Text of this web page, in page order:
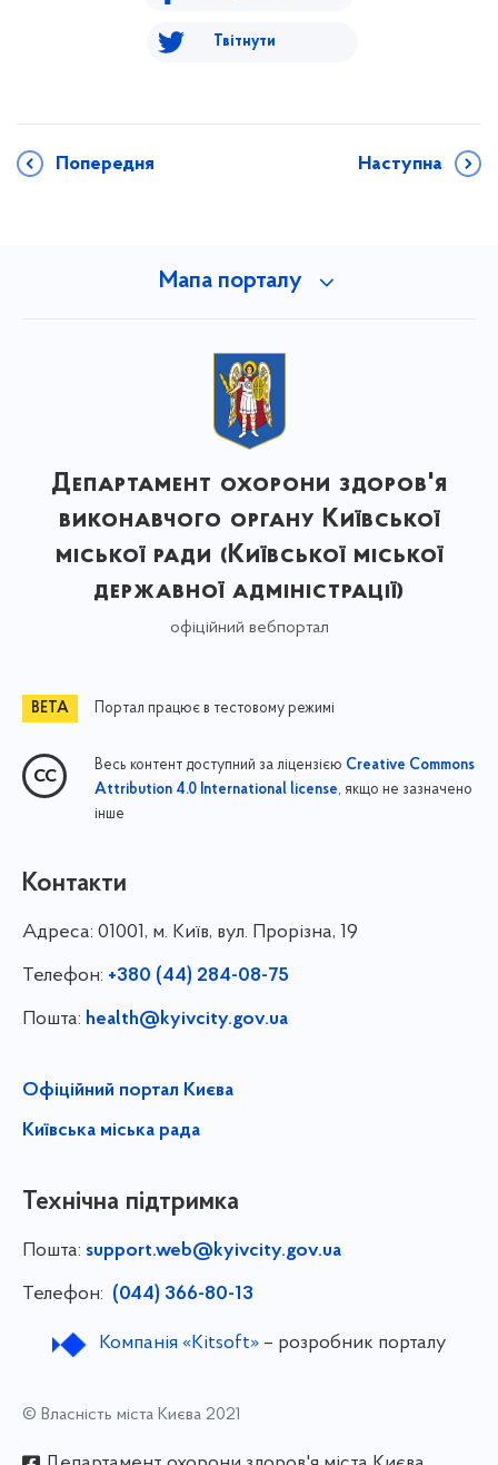
Твітнути
Попередня Наступна
Мапа порталу
Департамент охорони здоров'я
виконавчого органу Київської
міської ради (Київської міської
державної адміністрації)
офіційний вебпортал
Портал працює в тестовому режимі
Весь контент доступний за ліцензією Creative Commons
Attribution 4.0 International license, якщо не зазначено
інше
Контакти
Адреса: 01001, м. Київ, вул. Прорізна, 19
Телефон: +380 (44) 284-08-75
Пошта: health@kyivcity.gov.ua
Офіційний портал Києва
Київська міська рада
Технічна підтримка
Пошта: support.web@kyivcity.gov.ua
Телефон: (044) 366-80-13
Компанія «Kitsoft»– розробник порталу
© Власність міста Києва 2021